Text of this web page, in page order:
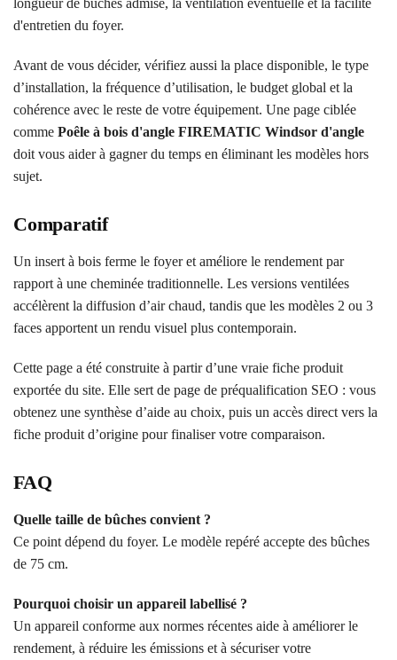
longueur de bûches admise, la ventilation éventuelle et la facilité
d'entretien du foyer.
Avant de vous décider, vérifiez aussi la place disponible, le type
d’installation, la fréquence d’utilisation, le budget global et la
cohérence avec le reste de votre équipement. Une page ciblée
comme Poêle à bois d'angle FIREMATIC Windsor d'angle
doit vous aider à gagner du temps en éliminant les modèles hors
sujet.
Comparatif
Un insert à bois ferme le foyer et améliore le rendement par
rapport à une cheminée traditionnelle. Les versions ventilées
accélèrent la diffusion d’air chaud, tandis que les modèles 2 ou 3
faces apportent un rendu visuel plus contemporain.
Cette page a été construite à partir d’une vraie fiche produit
exportée du site. Elle sert de page de préqualification SEO : vous
obtenez une synthèse d’aide au choix, puis un accès direct vers la
fiche produit d’origine pour finaliser votre comparaison.
FAQ
Quelle taille de bûches convient ?
Ce point dépend du foyer. Le modèle repéré accepte des bûches
de 75 cm.
Pourquoi choisir un appareil labellisé ?
Un appareil conforme aux normes récentes aide à améliorer le
rendement, à réduire les émissions et à sécuriser votre